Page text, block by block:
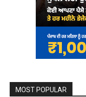
MOST POPULAR